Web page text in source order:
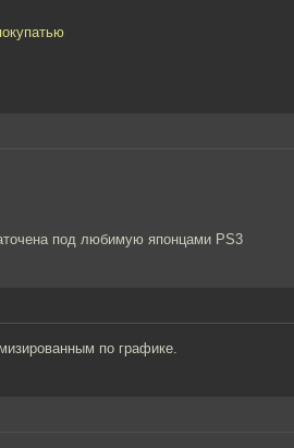
под любимую японцами PS3
по графике.